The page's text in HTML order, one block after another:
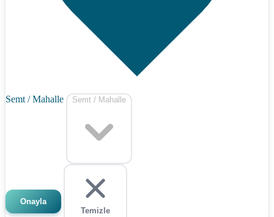
Semt / Mahalle Semt / Mahalle
Onayla
Temizle